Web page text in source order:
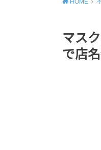
HOME
マス
で店